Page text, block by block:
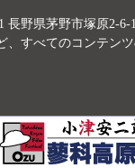
長野県茅野市塚原
、すべてのコンテン